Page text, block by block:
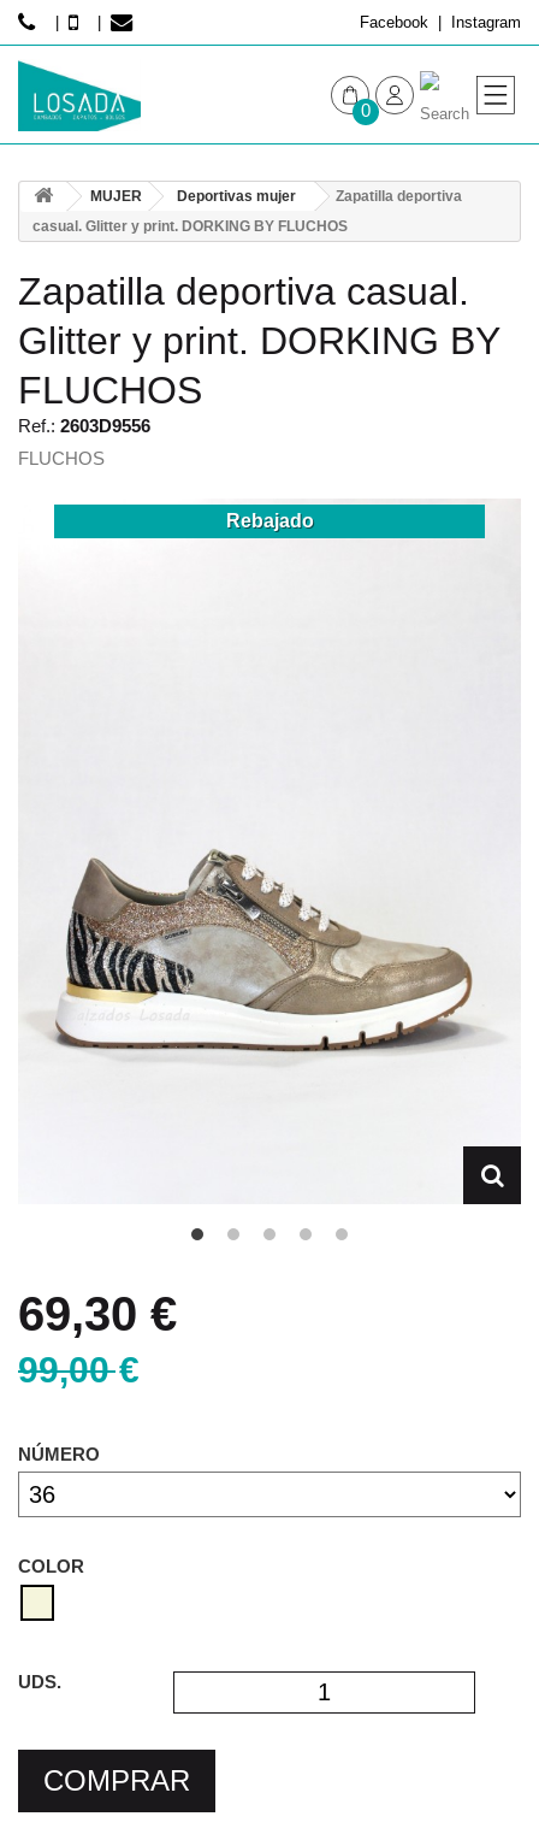
Facebook Instagram
0
HOMBRE
MUJER Deportivas mujer
Zapatilla deportiva
casual. Glitter y print. DORKING BY FLUCHOS
Zapatilla deportiva casual.
Glitter y print. DORKING BY
FLUCHOS
Ref.: 2603D9556
FLUCHOS
Rebajado
69,30 €
99,00 €
NÚMERO
COLOR
UDS.
COMPRAR